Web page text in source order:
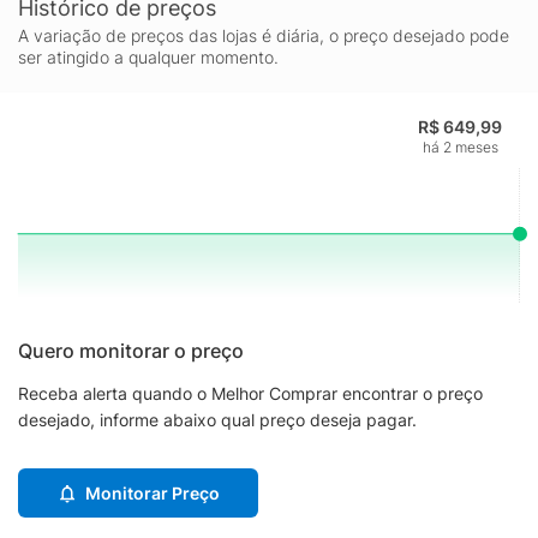
Histórico de preços
A variação de preços das lojas é diária, o preço desejado pode
ser atingido a qualquer momento.
R$ 649,99
há 2 meses
Quero monitorar o preço
Receba alerta quando o Melhor Comprar encontrar o preço
desejado, informe abaixo qual preço deseja pagar.
Monitorar Preço